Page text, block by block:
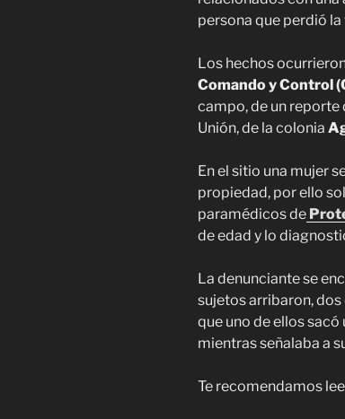
persona que perdió la
Los hechos
Comando y Control
campo, de un reporte
Unión, de la colonia
En el sitio una mujer
propiedad, por ello
paramédicos de
de edad y lo
La denunciante se
sujetos arribaron,
que uno de ellos
mientras señalaba a
Te recomendamos